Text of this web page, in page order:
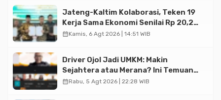
Jateng-Kaltim Kolaborasi, Teken 19
Kerja Sama Ekonomi Senilai Rp 20,2
Triliun
calendar_monthKamis, 6 Agt 2026 | 14:51 WIB
Driver Ojol Jadi UMKM: Makin
Sejahtera atau Merana? Ini Temuan
Diskusi Paramadina
calendar_monthRabu, 5 Agt 2026 | 22:28 WIB